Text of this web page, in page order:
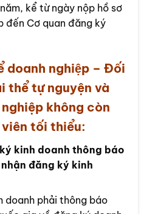
kể từ ngày nộp hồ sơ
đến Cơ quan đăng ký
doanh nghiệp – Đối
thể tự nguyện và
không còn
tối thiểu:
kinh doanh thông báo
đăng ký kinh
doanh phải thông báo